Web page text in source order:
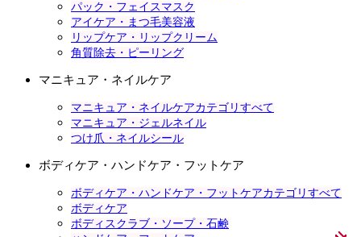
パック・フェイスマスク
アイケア・まつ毛美容液
リップケア・リップクリーム
角質除去・ピーリング
マニキュア・ネイルケア
マニキュア・ネイルケアカテゴリすべて
マニキュア・ジェルネイル
つけ爪・ネイルシール
ボディケア・ハンドケア・フットケア
ボディケア・ハンドケア・フットケアカテゴリすべて
ボディケア
ボディスクラブ・ソープ・石鹸